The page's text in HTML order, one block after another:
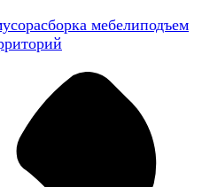
сборка мебелиподъем